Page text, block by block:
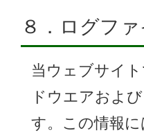
８．ログフ
当ウェブサイ
ドウエアおよ
す。この情報